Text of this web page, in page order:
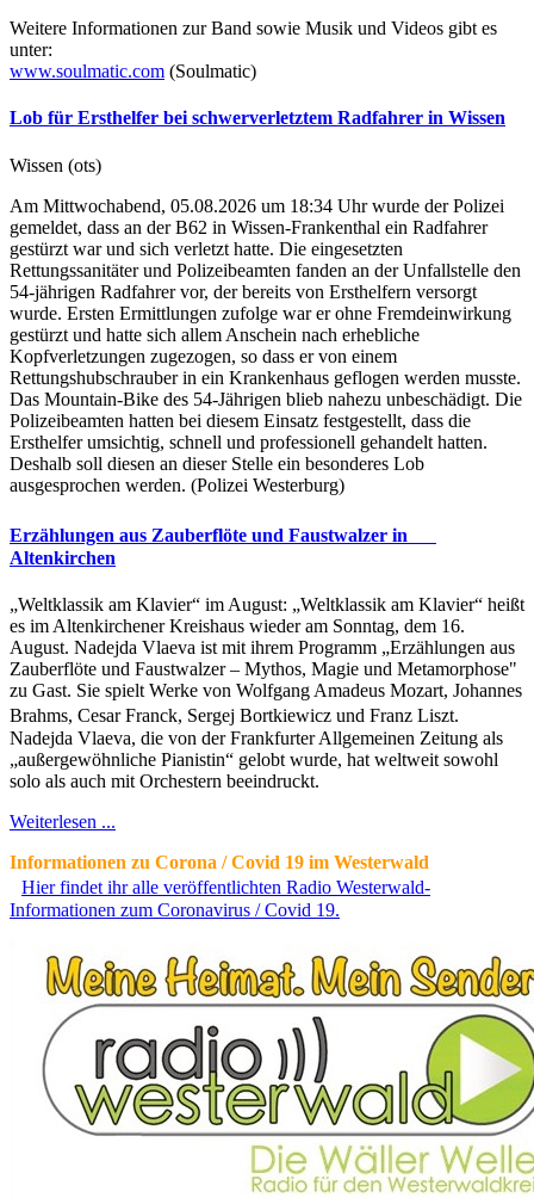
Weitere Informationen zur Band sowie Musik und Videos gibt es
unter:
www.soulmatic.com (Soulmatic)
Lob für Ersthelfer bei schwerverletztem Radfahrer in Wissen
Wissen (ots)
Am Mittwochabend, 05.08.2026 um 18:34 Uhr wurde der Polizei
gemeldet, dass an der B62 in Wissen-Frankenthal ein Radfahrer
gestürzt war und sich verletzt hatte. Die eingesetzten
Rettungssanitäter und Polizeibeamten fanden an der Unfallstelle den
54-jährigen Radfahrer vor, der bereits von Ersthelfern versorgt
wurde. Ersten Ermittlungen zufolge war er ohne Fremdeinwirkung
gestürzt und hatte sich allem Anschein nach erhebliche
Kopfverletzungen zugezogen, so dass er von einem
Rettungshubschrauber in ein Krankenhaus geflogen werden musste.
Das Mountain-Bike des 54-Jährigen blieb nahezu unbeschädigt. Die
Polizeibeamten hatten bei diesem Einsatz festgestellt, dass die
Ersthelfer umsichtig, schnell und professionell gehandelt hatten.
Deshalb soll diesen an dieser Stelle ein besonderes Lob
ausgesprochen werden. (Polizei Westerburg)
Erzählungen aus Zauberflöte und Faustwalzer in
Altenkirchen
„Weltklassik am Klavier“ im August: „Weltklassik am Klavier“ heißt
es im Altenkirchener Kreishaus wieder am Sonntag, dem 16.
August. Nadejda Vlaeva ist mit ihrem Programm „Erzählungen aus
Zauberflöte und Faustwalzer – Mythos, Magie und Metamorphose"
zu Gast. Sie spielt Werke von Wolfgang Amadeus Mozart, Johannes
Brahms, Cesar Franck, Sergej Bortkiewicz und Franz Liszt.
Nadejda Vlaeva, die von der Frankfurter Allgemeinen Zeitung als
„außergewöhnliche Pianistin“ gelobt wurde, hat weltweit sowohl
solo als auch mit Orchestern beeindruckt.
Weiterlesen ...
Informationen zu Corona / Covid 19 im Westerwald
Hier findet ihr alle veröffentlichten Radio Westerwald-
Informationen zum Coronavirus / Covid 19.